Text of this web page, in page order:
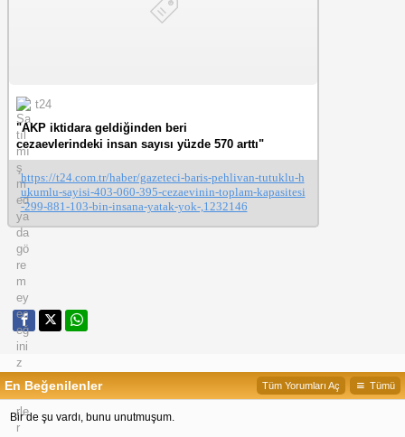
t24
"AKP iktidara geldiğinden beri
cezaevlerindeki insan sayısı yüzde 570 arttı"
https://t24.com.tr/haber/gazeteci-baris-pehlivan-tutuklu-h
ukumlu-sayisi-403-060-395-cezaevinin-toplam-kapasitesi
-299-881-103-bin-insana-yatak-yok-,1232146
En Beğenilenler Tümü
Tüm Yorumları Aç
Bir de şu vardı, bunu unutmuşum.